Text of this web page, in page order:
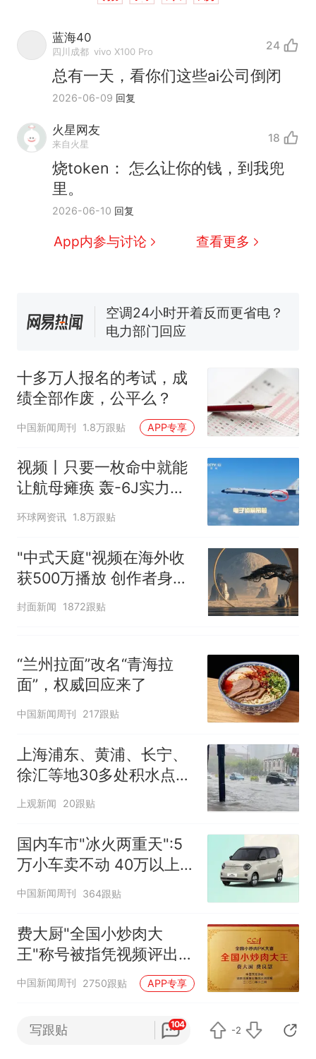
蓝海40
四川成都 vivo X100 Pro 24
总有一天，看你们这些ai公司倒闭
2026-06-09 回复
火星网友
来自火星 18
烧token： 怎么让你的钱，到我兜
里。
2026-06-10 回复
App内参与讨论 查看更多
全球唯一没有法定首都的国
家，刚改国名，总统就邀请中
线一圈，还曾两次到中国寻根
5060元才肯搬上楼！女子傻眼
了……
视频丨只要一枚命中就能让航
佛山一中学招聘物理教师，笔
试前13名均遭淘汰？教育局：
核查
全部作废，公平么？
十多万人报名的考试，成
绩全部作废，公平么？
中国新闻周刊 1.8万跟贴 APP专享
视频丨只要一枚命中就能
让航母瘫痪 轰-6J实力有
多强？
环球网资讯 1.8万跟贴
"中式天庭"视频在海外收
获500万播放 创作者身份
披露
封面新闻 1872跟贴
“兰州拉面”改名“青海拉
面”，权威回应来了
中国新闻周刊 217跟贴
上海浦东、黄浦、长宁、
徐汇等地30多处积水点正
在抢排
上观新闻 20跟贴
国内车市"冰火两重天":5
万小车卖不动 40万以上
的抢购
中国新闻周刊 364跟贴
费大厨"全国小炒肉大
王"称号被指凭视频评出
官方回应
中国新闻周刊 2750跟贴 APP专享
近90岁的钟南山，接受采
写跟贴 104
-2